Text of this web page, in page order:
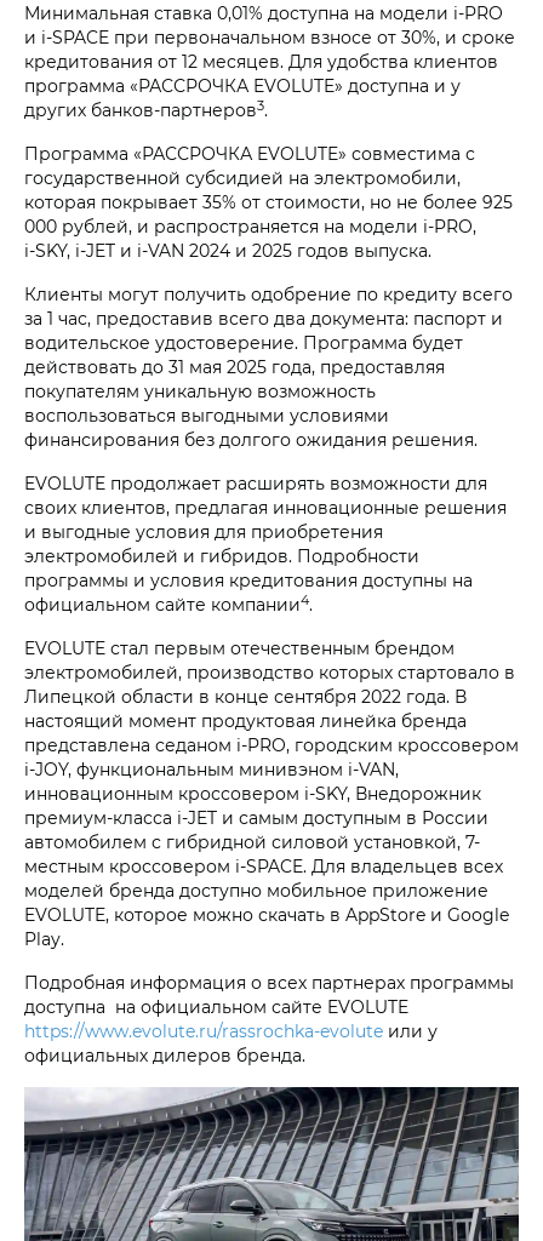
Минимальная ставка 0,01% доступна на модели i‑PRO
и i‑SPACE при первоначальном взносе от 30%, и сроке
кредитования от 12 месяцев. Для удобства клиентов
программа «РАССРОЧКА EVOLUTE» доступна и у
других банков-партнеров3.
Программа «РАССРОЧКА EVOLUTE» совместима с
государственной субсидией на электромобили,
которая покрывает 35% от стоимости, но не более 925
000 рублей, и распространяется на модели i‑PRO,
i‑SKY, i‑JET и i‑VAN 2024 и 2025 годов выпуска.
Клиенты могут получить одобрение по кредиту всего
за 1 час, предоставив всего два документа: паспорт и
водительское удостоверение. Программа будет
действовать до 31 мая 2025 года, предоставляя
покупателям уникальную возможность
воспользоваться выгодными условиями
финансирования без долгого ожидания решения.
EVOLUTE продолжает расширять возможности для
своих клиентов, предлагая инновационные решения
и выгодные условия для приобретения
электромобилей и гибридов. Подробности
программы и условия кредитования доступны на
официальном сайте компании4.
EVOLUTE стал первым отечественным брендом
электромобилей, производство которых стартовало в
Липецкой области в конце сентября 2022 года. В
настоящий момент продуктовая линейка бренда
представлена седаном i‑PRO, городским кроссовером
i‑JOY, функциональным минивэном i‑VAN,
инновационным кроссовером i‑SKY, Внедорожник
премиум-класса i‑JET и самым доступным в России
автомобилем с гибридной силовой установкой, 7-
местным кроссовером i‑SPACE. Для владельцев всех
моделей бренда доступно мобильное приложение
EVOLUTE, которое можно скачать в AppStore и Google
Play.
Подробная информация о всех партнерах программы
доступна на официальном сайте EVOLUTE
https://www.evolute.ru/rassrochka-evolute или у
официальных дилеров бренда.